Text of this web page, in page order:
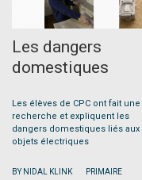
Les dangers
domestiques
Les élèves de CPC ont fait une
recherche et expliquent les
dangers domestiques liés aux
objets électriques
BY NIDAL KLINK PRIMAIRE